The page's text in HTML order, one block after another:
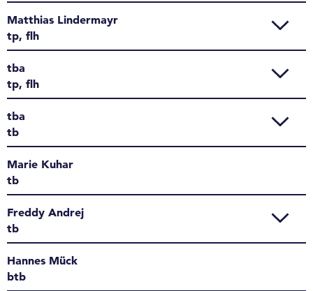
Matthias Lindermayr
tp, flh
tba
tp, flh
tba
tb
Marie Kuhar
tb
Freddy Andrej
tb
Hannes Mück
btb